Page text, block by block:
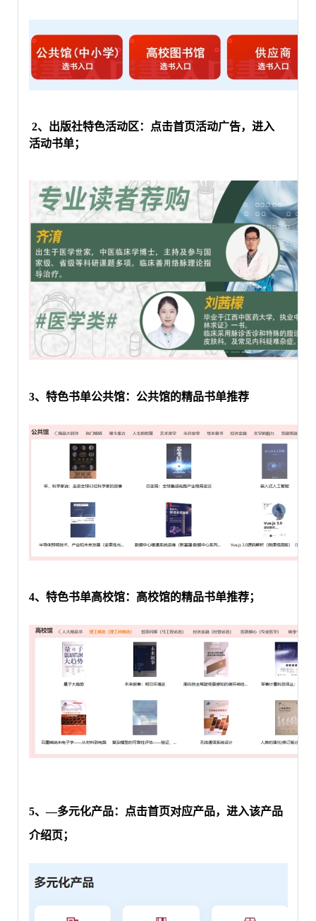
2、出版社特色活动区：点击首页活动广告，进入
活动书单；
3、特色书单公共馆：公共馆的精品书单推荐
4、特色书单高校馆：高校馆的精品书单推荐；
5、—多元化产品：点击首页对应产品，进入该产品
介绍页；